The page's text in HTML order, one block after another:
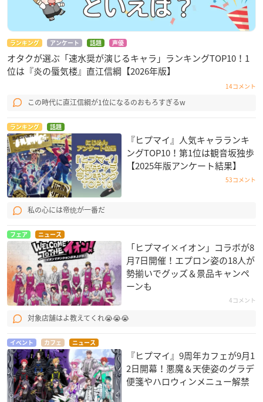
ランキング アンケート 話題 声優
オタクが選ぶ「速水奨が演じるキャラ」ランキングTOP10！1
位は『炎の蜃気楼』直江信綱【2026年版】
14コメント
この時代に直江信綱が1位になるのおもろすぎるw
ランキング 話題
『ヒプマイ』人気キャラランキ
ングTOP10！第1位は観音坂独歩
【2025年版アンケート結果】
53コメント
私の心には帝统が一番だ
フェア ニュース
「ヒプマイ×イオン」コラボが8
月7日開催！エプロン姿の18人が
勢揃いでグッズ＆景品キャンペ
ーンも
4コメント
対象店舗はよ教えてくれ😭😭😭
イベント カフェ ニュース
『ヒプマイ』9周年カフェが9月1
2日開幕！悪魔＆天使姿のグラデ
便箋やハロウィンメニュー解禁